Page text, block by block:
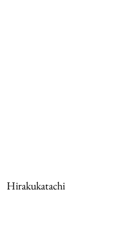
Hirakukatachi